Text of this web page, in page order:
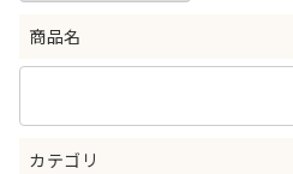
商品名
カテゴリ